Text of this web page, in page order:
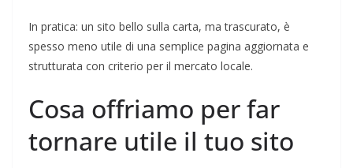
In pratica: un sito bello sulla carta, ma trascurato, è
spesso meno utile di una semplice pagina aggiornata e
strutturata con criterio per il mercato locale.
Cosa offriamo per far
tornare utile il tuo sito